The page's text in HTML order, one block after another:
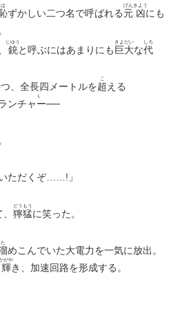
は
ずかしい二つ名で呼ばれる元
げん
凶
きよう
にも
銃
じゆう
と呼ぶにはあまりにも巨
きよ
大
だい
な代
しろ
、全長四メートルを超
こ
える
ンチャー──
ただくぞ……!」
獰
どう
猛
もう
に笑った。
た
めこんでいた大電力を一気に放出。
輝
がや
き、加速回路を形成する。